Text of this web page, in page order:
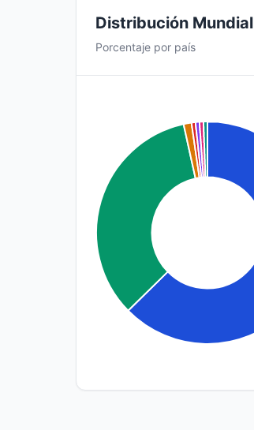
Distribución Mundial
Porcentaje por país